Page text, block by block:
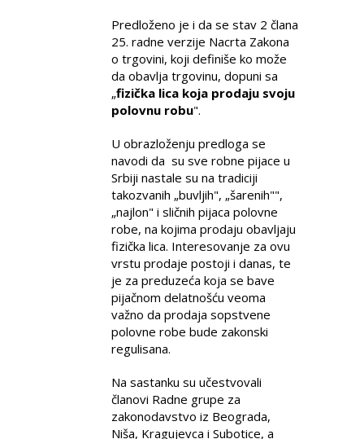
Predloženo je i da se stav 2 člana
25. radne verzije Nacrta Zakona
o trgovini, koji definiše ko može
da obavlja trgovinu, dopuni sa
„fizička lica koja prodaju svoju
polovnu robu".
U obrazloženju predloga se
navodi da su sve robne pijace u
Srbiji nastale su na tradiciji
takozvanih „buvljih", „šarenih"",
„najlon" i sličnih pijaca polovne
robe, na kojima prodaju obavljaju
fizička lica. Interesovanje za ovu
vrstu prodaje postoji i danas, te
je za preduzeća koja se bave
pijačnom delatnošću veoma
važno da prodaja sopstvene
polovne robe bude zakonski
regulisana.
Na sastanku su učestvovali
članovi Radne grupe za
zakonodavstvo iz Beograda,
Niša, Kragujevca i Subotice, a